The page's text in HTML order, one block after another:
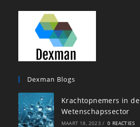
Dexman Blogs
Krachtopnemers in de
Wetenschapssector
MAART 18, 2023 / 0 REACTIES